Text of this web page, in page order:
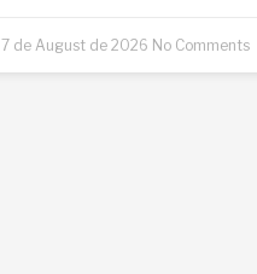
7 de August de 2026 No Comments